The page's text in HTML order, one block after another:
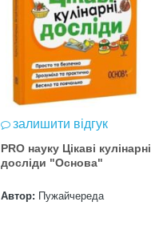
залишити відгук
PRO науку Цікаві кулінарні
досліди "Основа"
Автор: Пужайчереда